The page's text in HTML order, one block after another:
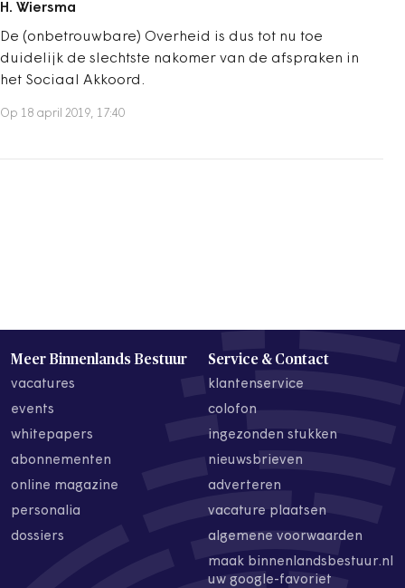
H. Wiersma
De (onbetrouwbare) Overheid is dus tot nu toe
duidelijk de slechtste nakomer van de afspraken in
het Sociaal Akkoord.
Op 18 april 2019, 17:40
Meer Binnenlands Bestuur
vacatures
events
whitepapers
abonnementen
online magazine
personalia
dossiers
Service & Contact
klantenservice
colofon
ingezonden stukken
nieuwsbrieven
adverteren
vacature plaatsen
algemene voorwaarden
maak binnenlandsbestuur.nl
uw google-favoriet